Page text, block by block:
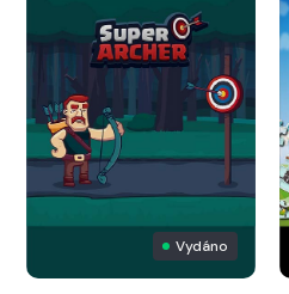
Vydáno